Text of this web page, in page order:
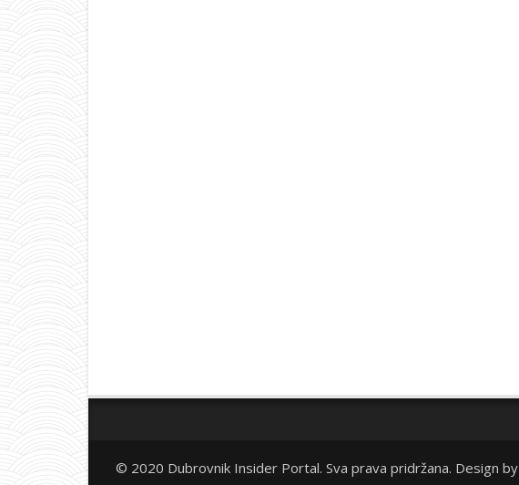
© 2020 Dubrovnik Insider Portal. Sva prava pridržana. Design by